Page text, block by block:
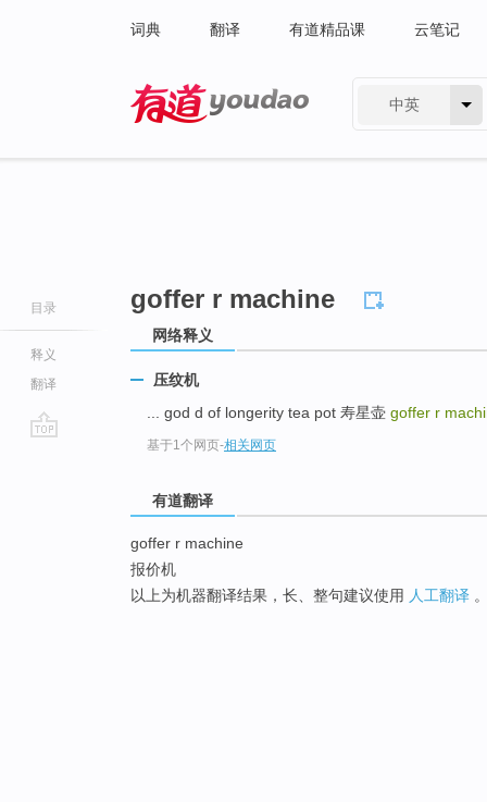
词典 翻译 有道精品课 云笔记
中英
目录
释义
翻译
goffer r machine
网络释义
压纹机
... god d of longerity tea pot 寿星壶 goffer r
基于1个网页-相关网页
有道翻译
goffer r machine
报价机
以上为机器翻译结果，长、整句建议使用 人工翻译